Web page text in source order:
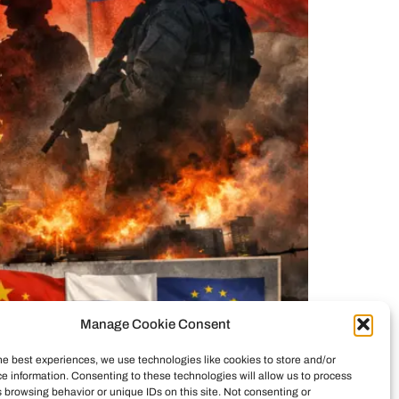
Manage Cookie Consent
best experiences, we use technologies like cookies to store and/or
information. Consenting to these technologies will allow us to process
browsing behavior or unique IDs on this site. Not consenting or
Drogen- und Sicherheitsoperation, faktisch
erklärt die Kartell-Dynamik und den